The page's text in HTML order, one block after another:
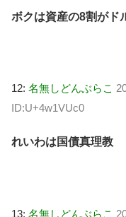
ボクは資産の8割がド
12: 名無しどんぶらこ
ID:U+4w1VUc0
れいわは国債真理教
13: 名無しどんぶらこ